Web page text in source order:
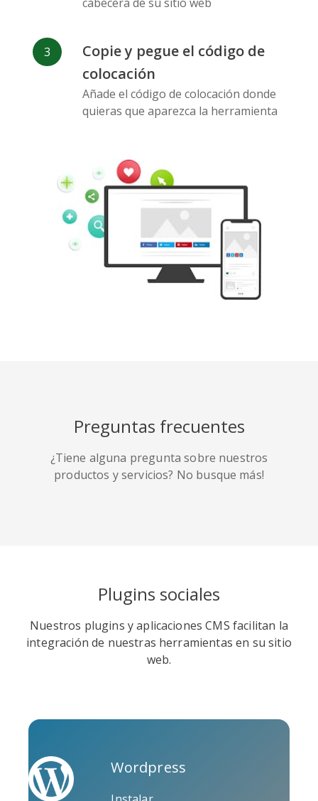
Snapchat Wechat Reddit
Tumblr Yelp Digg
Quora Github Skype
Overflow
Trello Twitch Vk
Copie y pegue el código de
colocación
Añade el código de colocación donde
quieras que aparezca la herramienta
Preguntas frecuentes
¿Tiene alguna pregunta sobre nuestros
productos y servicios? No busque más!
Plugins sociales
Nuestros plugins y aplicaciones CMS facilitan la
integración de nuestras herramientas en su sitio
web.
Wordpress